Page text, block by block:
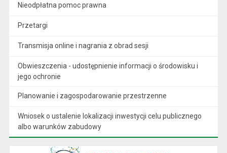
Nieodpłatna pomoc prawna
Przetargi
Transmisja online i nagrania z obrad sesji
Obwieszczenia - udostępnienie informacji o środowisku i
jego ochronie
Planowanie i zagospodarowanie przestrzenne
Wniosek o ustalenie lokalizacji inwestycji celu publicznego
albo warunków zabudowy